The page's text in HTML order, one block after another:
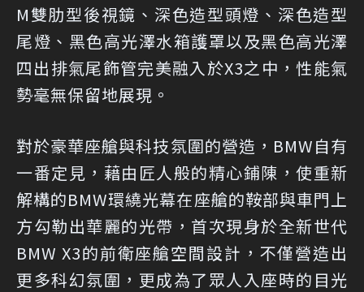
M雙肋型後視鏡、深色造型頭燈、深色造型
尾燈、黑色高光澤水箱護罩以及黑色高光澤
四出排氣尾飾管完美融入於X3之中，性能氣
勢毫無保留地展現。
對於豪華座艙與科技氛圍的營造，BMW自有
一番定見，藉由匠人般的精心鋪陳，使重新
解構的BMW環繞光幕在座艙的鞍部與車門上
方勾勒出華麗的光帶，首次現身於全新世代
BMW X3的前衛座艙空間設計，不僅營造出
更多科幻氛圍，更成為了眾人入座時的目光